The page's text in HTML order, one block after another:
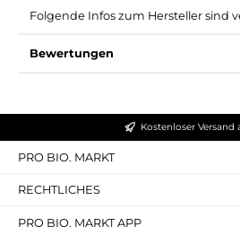
Folgende Infos zum Hersteller sind
Bewertungen
Kostenloser Versand
PRO BIO. MARKT
RECHTLICHES
PRO BIO. MARKT APP